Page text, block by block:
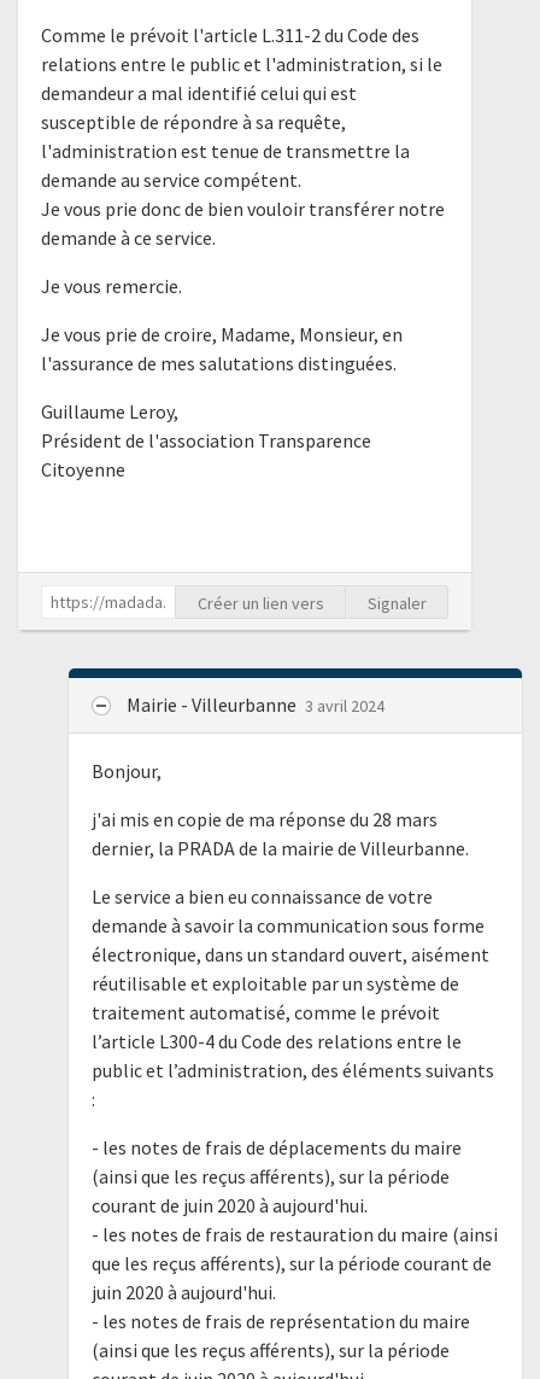
Comme le prévoit l'article L.311-2 du Code des
relations entre le public et l'administration, si le
demandeur a mal identifié celui qui est
susceptible de répondre à sa requête,
l'administration est tenue de transmettre la
demande au service compétent.
Je vous prie donc de bien vouloir transférer notre
demande à ce service.
Je vous remercie.
Je vous prie de croire, Madame, Monsieur, en
l'assurance de mes salutations distinguées.
Guillaume Leroy,
Président de l'association Transparence
Citoyenne
Créer un lien vers Signaler
Mairie - Villeurbanne 3 avril 2024
Bonjour,
j'ai mis en copie de ma réponse du 28 mars
dernier, la PRADA de la mairie de Villeurbanne.
Le service a bien eu connaissance de votre
demande à savoir la communication sous forme
électronique, dans un standard ouvert, aisément
réutilisable et exploitable par un système de
traitement automatisé, comme le prévoit
l’article L300-4 du Code des relations entre le
public et l’administration, des éléments suivants
:
- les notes de frais de déplacements du maire
(ainsi que les reçus afférents), sur la période
courant de juin 2020 à aujourd'hui.
- les notes de frais de restauration du maire (ainsi
que les reçus afférents), sur la période courant de
juin 2020 à aujourd'hui.
- les notes de frais de représentation du maire
(ainsi que les reçus afférents), sur la période